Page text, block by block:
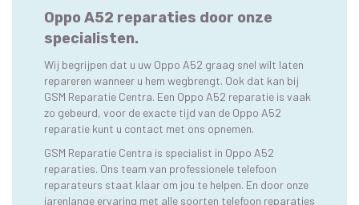
Oppo A52 reparaties door onze
specialisten.
Wij begrijpen dat u uw Oppo A52 graag snel wilt laten
repareren wanneer u hem wegbrengt. Ook dat kan bij
GSM Reparatie Centra. Een Oppo A52 reparatie is vaak
zo gebeurd, voor de exacte tijd van de Oppo A52
reparatie kunt u contact met ons opnemen.
GSM Reparatie Centra is specialist in Oppo A52
reparaties. Ons team van professionele telefoon
reparateurs staat klaar om jou te helpen. En door onze
jarenlange ervaring met alle soorten telefoon reparaties